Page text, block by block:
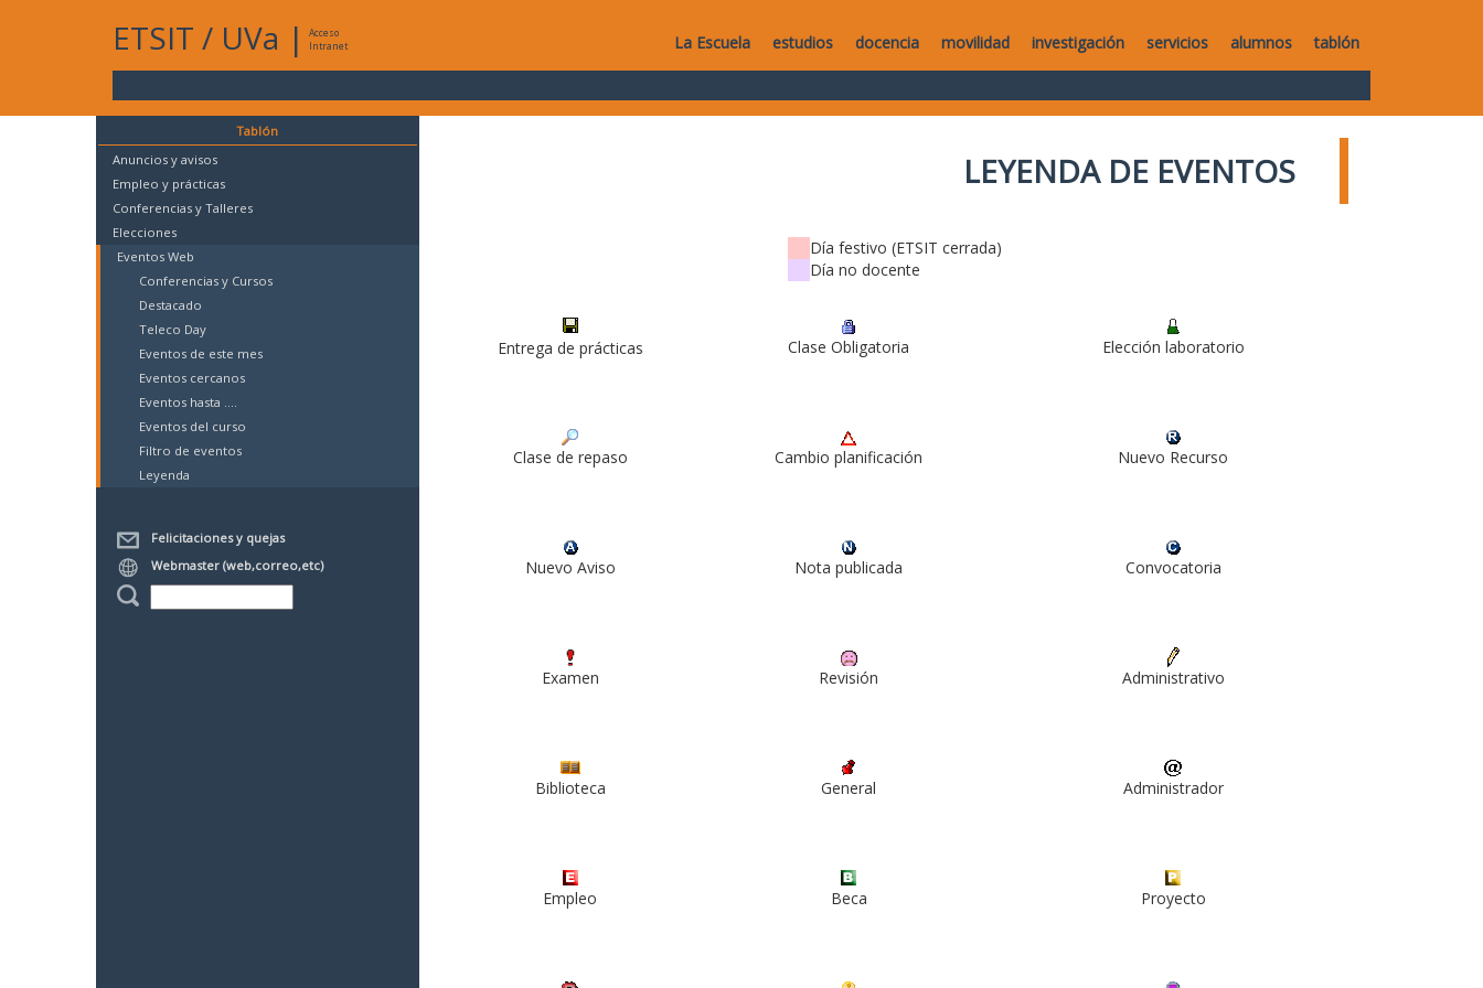
ETSIT / UVa |
Acceso
Intranet
La Escuela estudios docencia movilidad investigación servicios alumnos tablón
Tablón
Anuncios y avisos
Empleo y prácticas
Conferencias y Talleres
Elecciones
Eventos Web
Conferencias y Cursos
Destacado
Teleco Day
Eventos de este mes
Eventos cercanos
Eventos hasta ....
Eventos del curso
Filtro de eventos
Leyenda
Felicitaciones y quejas
Webmaster (web,correo,etc)
LEYENDA DE EVENTOS
Día festivo (ETSIT cerrada)
Día no docente
Entrega de prácticas Clase Obligatoria Elección laboratorio
Clase de repaso Cambio planificación Nuevo Recurso
Nuevo Aviso Nota publicada Convocatoria
Examen Revisión Administrativo
Biblioteca General Administrador
Empleo Beca Proyecto